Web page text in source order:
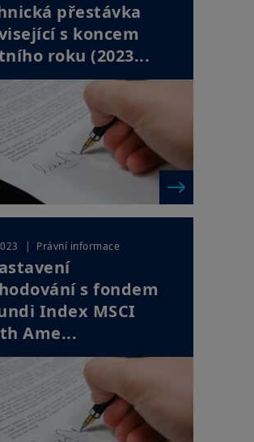
přestávka
s koncem
roku (2023...
| Právní informace
s fondem
Index MSCI
Ame...